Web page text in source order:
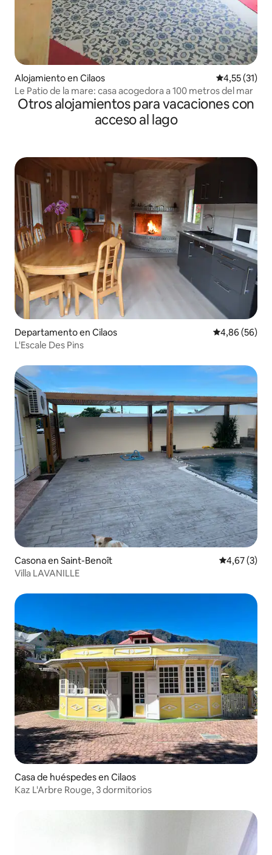
Alojamiento en Cilaos Calificación
4,55 (31)
Le Patio de la mare: casa acogedora a 100 metros del mar
Otros alojamientos para vacaciones con
acceso al lago
Departamento en Cilaos Calificación
4,86 (56)
L'Escale Des Pins
Casona en Saint-Benoît Calificación
4,67 (3)
Villa LAVANILLE
Casa de huéspedes en Cilaos
Kaz L'Arbre Rouge, 3 dormitorios